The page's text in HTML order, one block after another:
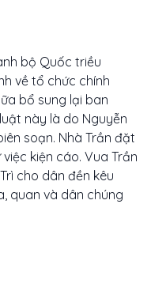
bộ Quốc triều
về tổ chức chính
bổ sung lại ban
này là do Nguyễn
soạn. Nhà Trần đặt
kiện cáo. Vua Trần
cho dân đền kêu
quan và dân chúng